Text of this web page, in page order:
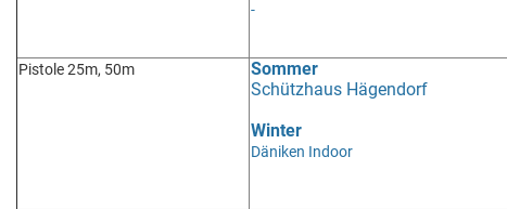
-
Pistole 25m, 50m
Sommer
Schützhaus Hägendorf
Winter
Däniken Indoor